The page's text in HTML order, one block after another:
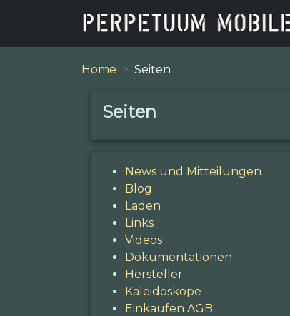
Home Seiten
Seiten
News und Mitteilungen
Blog
Laden
Links
Videos
Dokumentationen
Hersteller
Kaleidoskope
Einkaufen AGB